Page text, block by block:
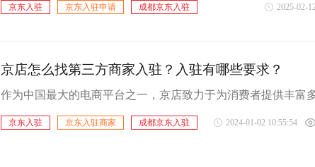
京东入驻 京东入驻申请
成都京东入驻
2025-02-
京店怎么找第三方商家入驻？入驻有哪些要求？
京东入驻 京东入驻商家 成都京东入驻 2024-01-02 10:55:54